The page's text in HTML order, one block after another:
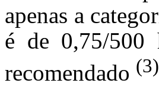
apenas a
é de 0,75/500
recomendado (3)